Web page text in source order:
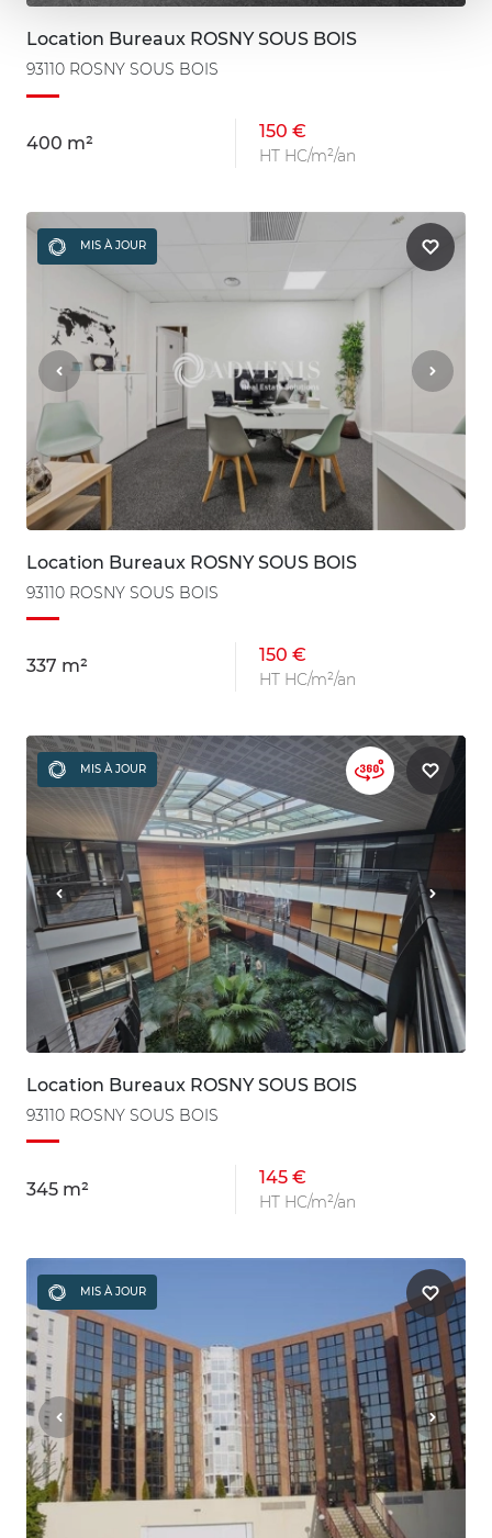
Location Bureaux ROSNY SOUS BOIS
93110 ROSNY SOUS BOIS
400 m²
150 €
HT HC/m²/an
MIS À JOUR
Location Bureaux ROSNY SOUS BOIS
93110 ROSNY SOUS BOIS
337 m²
150 €
HT HC/m²/an
MIS À JOUR
Location Bureaux ROSNY SOUS BOIS
93110 ROSNY SOUS BOIS
345 m²
145 €
HT HC/m²/an
MIS À JOUR